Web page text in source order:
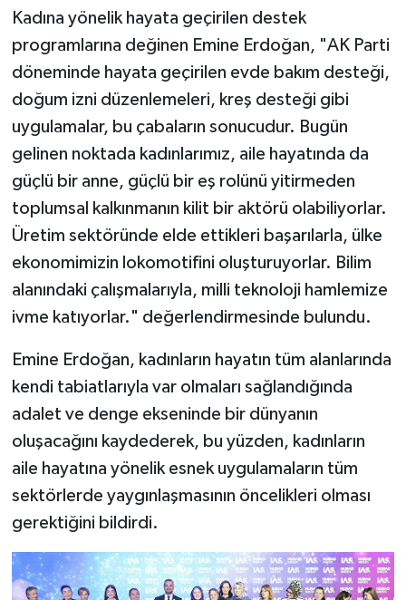
Kadına yönelik hayata geçirilen destek
programlarına değinen Emine Erdoğan, "AK Parti
döneminde hayata geçirilen evde bakım desteği,
doğum izni düzenlemeleri, kreş desteği gibi
uygulamalar, bu çabaların sonucudur. Bugün
gelinen noktada kadınlarımız, aile hayatında da
güçlü bir anne, güçlü bir eş rolünü yitirmeden
toplumsal kalkınmanın kilit bir aktörü olabiliyorlar.
Üretim sektöründe elde ettikleri başarılarla, ülke
ekonomimizin lokomotifini oluşturuyorlar. Bilim
alanındaki çalışmalarıyla, milli teknoloji hamlemize
ivme katıyorlar." değerlendirmesinde bulundu.
Emine Erdoğan, kadınların hayatın tüm alanlarında
kendi tabiatlarıyla var olmaları sağlandığında
adalet ve denge ekseninde bir dünyanın
oluşacağını kaydederek, bu yüzden, kadınların
aile hayatına yönelik esnek uygulamaların tüm
sektörlerde yaygınlaşmasının öncelikleri olması
gerektiğini bildirdi.